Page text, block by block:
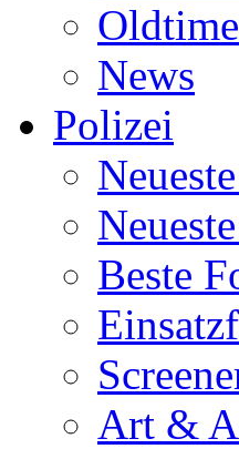
News
Polizei
Beste
Art &